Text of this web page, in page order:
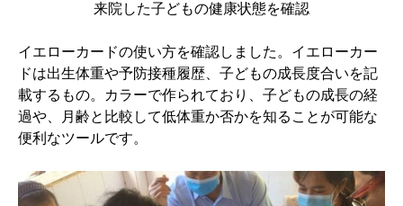
来院した子どもの健康状態を確認
イエローカードの使い方を確認しました。イエローカー
ドは出生体重や予防接種履歴、子どもの成長度合いを記
載するもの。カラーで作られており、子どもの成長の経
過や、月齢と比較して低体重か否かを知ることが可能な
便利なツールです。